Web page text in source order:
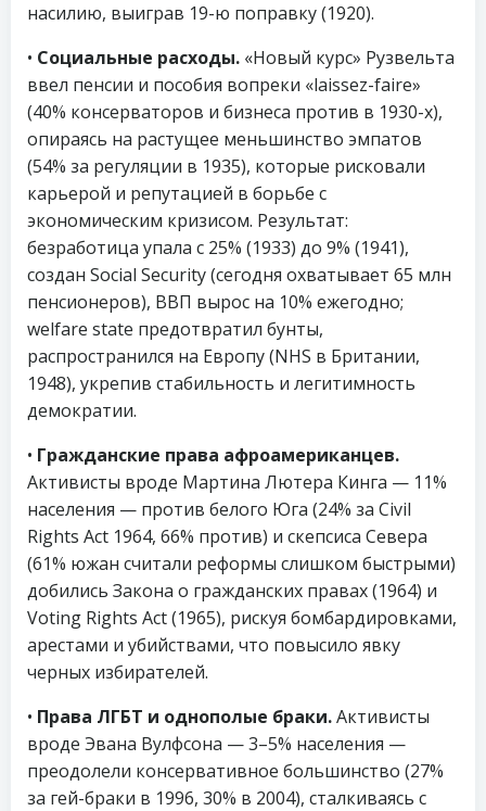
насилию, выиграв 19-ю поправку (1920).
• Социальные расходы. «Новый курс» Рузвельта
ввел пенсии и пособия вопреки «laissez-faire»
(40% консерваторов и бизнеса против в 1930-х),
опираясь на растущее меньшинство эмпатов
(54% за регуляции в 1935), которые рисковали
карьерой и репутацией в борьбе с
экономическим кризисом. Результат:
безработица упала с 25% (1933) до 9% (1941),
создан Social Security (сегодня охватывает 65 млн
пенсионеров), ВВП вырос на 10% ежегодно;
welfare state предотвратил бунты,
распространился на Европу (NHS в Британии,
1948), укрепив стабильность и легитимность
демократии.
• Гражданские права афроамериканцев.
Активисты вроде Мартина Лютера Кинга — 11%
населения — против белого Юга (24% за Civil
Rights Act 1964, 66% против) и скепсиса Севера
(61% южан считали реформы слишком быстрыми)
добились Закона о гражданских правах (1964) и
Voting Rights Act (1965), рискуя бомбардировками,
арестами и убийствами, что повысило явку
черных избирателей.
• Права ЛГБТ и однополые браки.Активисты
вроде Эвана Вулфсона — 3–5% населения —
преодолели консервативное большинство (27%
за гей-браки в 1996, 30% в 2004), сталкиваясь с